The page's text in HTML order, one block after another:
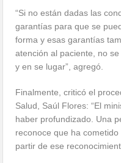
“Si no están dadas las
garantías para que se
forma y esas garantías
atención al paciente, no
y en se lugar”, agregó.
Finalmente, criticó el
Salud, Saúl Flores: “El
haber profundizado. Una
reconoce que ha
partir de ese